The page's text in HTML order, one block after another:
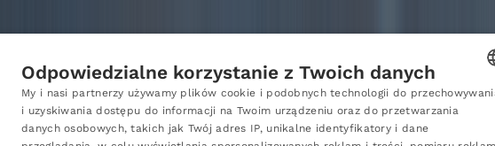
POLISH
Odpowiedzialne korzystanie z Twoich danych
My i nasi partnerzy używamy plików cookie i podobnych technologii do
i uzyskiwania dostępu do informacji na Twoim urządzeniu oraz do przetwarzania
danych osobowych, takich jak Twój adres IP, unikalne identyfikatory i dane